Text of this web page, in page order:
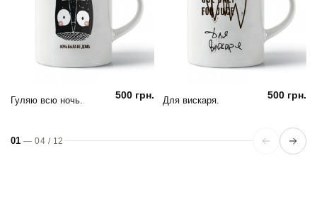
Гуляю всю ночь. 500 грн. Для вискаря. 500 грн.
01 —04 / 12